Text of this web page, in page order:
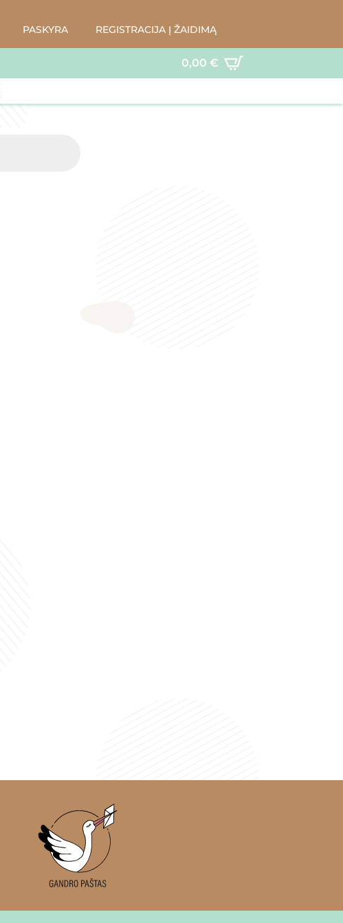
PASKYRA REGISTRACIJA Į ŽAIDIMĄ
0,00 €